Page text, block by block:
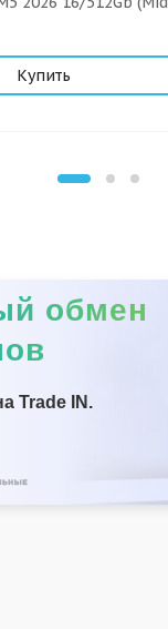
Купить
обмен
Trade IN.